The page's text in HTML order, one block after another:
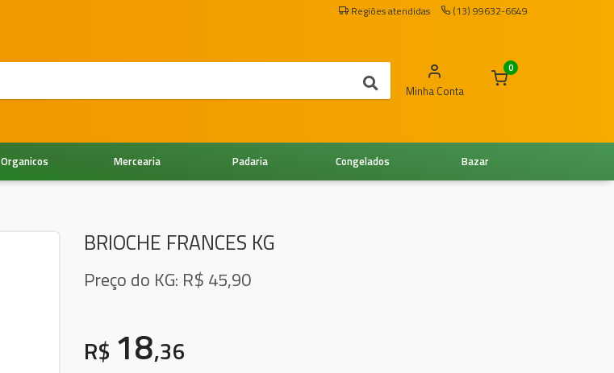
Regiões atendidas (13) 99632-6649
Minha Conta
0
Bazar
Congelados
Padaria
Mercearia
Organicos
BRIOCHE FRANCES KG
Preço do KG: R$ 45,90
R$ 18,36